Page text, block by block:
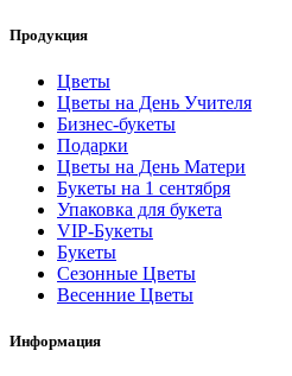
Продукция
Цветы
Цветы на День Учителя
Бизнес-букеты
Подарки
Цветы на День Матери
Букеты на 1 сентября
Упаковка для букета
VIP-Букеты
Букеты
Сезонные Цветы
Весенние Цветы
Информация